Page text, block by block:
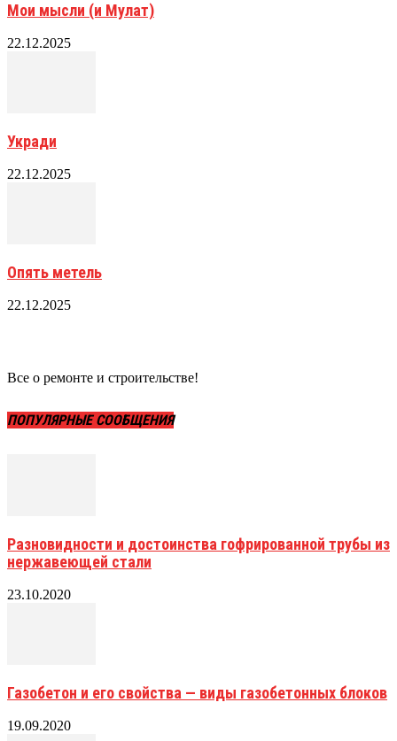
Мои мысли (и Мулат)
22.12.2025
Укради
22.12.2025
Опять метель
22.12.2025
Все о ремонте и строительстве!
ПОПУЛЯРНЫЕ СООБЩЕНИЯ
Разновидности и достоинства гофрированной трубы из
нержавеющей стали
23.10.2020
Газобетон и его свойства — виды газобетонных блоков
19.09.2020